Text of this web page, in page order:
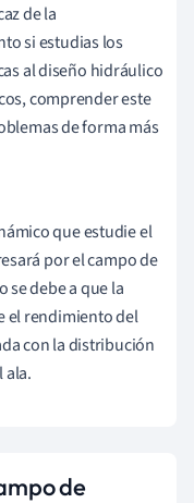
de la
si estudias los
al diseño hidráulico
comprender este
de forma más
que estudie el
por el campo de
se debe a que la
el rendimiento del
con la distribución
ala.
de